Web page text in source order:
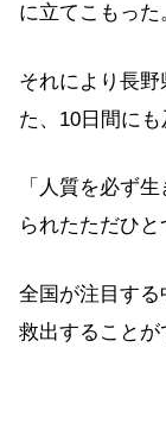
に立てこもった
それにより長
た、10日間にも
「人質を必ず
られたただひと
全国が注目す
救出することが